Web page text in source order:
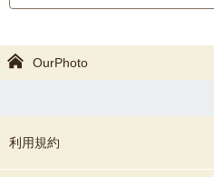
OurPhoto
利用規約